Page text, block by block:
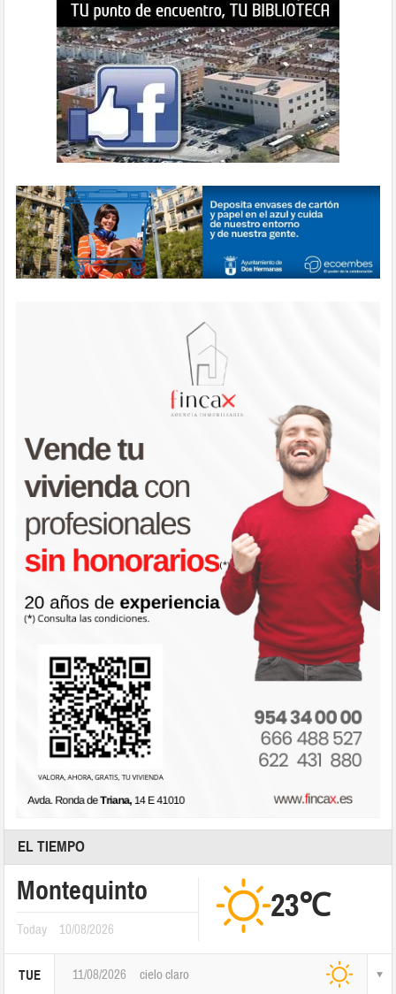
EL TIEMPO
Montequinto
Today 10/08/2026
23℃
TUE 11/08/2026 cielo claro